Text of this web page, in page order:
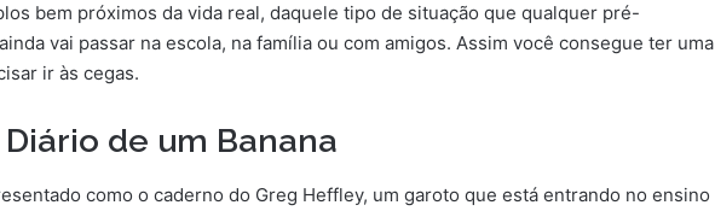
bem próximos da vida real, daquele tipo de situação que qualquer pré-
vai passar na escola, na família ou com amigos. Assim você consegue ter uma
ir às cegas.
de um Banana
como o caderno do Greg Heffley, um garoto que está entrando no ensino